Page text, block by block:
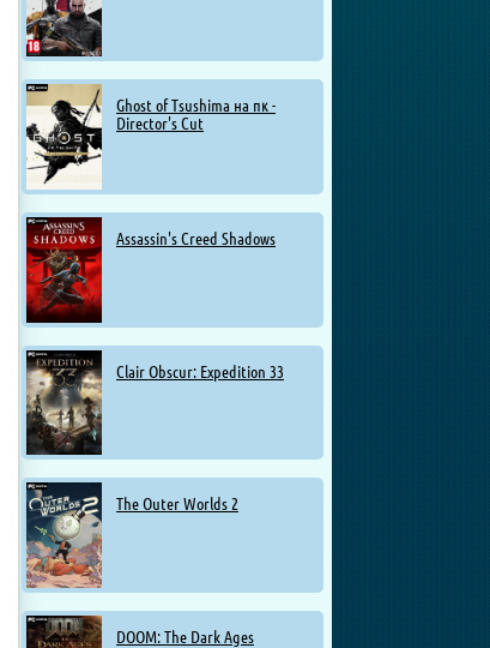
Ghost of Tsushima на пк -
Director's Cut
Assassin's Creed Shadows
Clair Obscur: Expedition 33
The Outer Worlds 2
DOOM: The Dark Ages